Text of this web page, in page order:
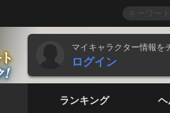
マイキャラクター情報を
ログイン
ランキング ヘ